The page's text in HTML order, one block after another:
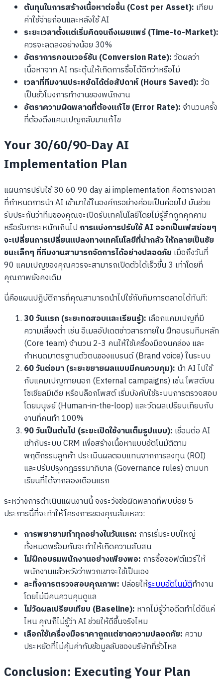
ต้นทุนในการสร้างเนื้อหาต่อชิ้น (Cost per Asset): เทียบ
ค่าใช้จ่ายก่อนและหลังใช้ AI
ระยะเวลาตั้งแต่เริ่มคิดจนถึงเผยแพร่ (Time-to-Market):
ควรจะลดลงอย่างน้อย 30%
อัตราการคอนเวอร์ชัน (Conversion Rate):วัดผลว่า
เนื้อหาจาก AI กระตุ้นให้เกิดการซื้อได้ดีกว่าหรือไม่
เวลาที่ทีมงานประหยัดได้ต่อสัปดาห์ (Hours Saved):วัด
เป็นชั่วโมงการทำงานของพนักงาน
อัตราความผิดพลาดที่ต้องแก้ไข (Error Rate):จำนวนครั้ง
ที่ต้องดึงแคมเปญกลับมาแก้ไข
Your 30/60/90-Day AI
Implementation Plan
แผนการปรับใช้ 30 60 90 day ai implementation คือตารางเวลา
ที่กำหนดการนำ AI เข้ามาใช้ในองค์กรอย่างค่อยเป็นค่อยไป มันช่วย
รับประกันว่าทีมของคุณจะเปิดรับเทคโนโลยีโดยไม่รู้สึกถูกคุกคาม
หรือรับภาระหนักเกินไปการแบ่งการปรับใช้ AI ออกเป็นเฟสย่อยๆ
จะเปลี่ยนการเปลี่ยนแปลงทางเทคโนโลยีที่น่ากลัว ให้กลายเป็นชัย
ชนะเล็กๆ ที่ทีมงานสามารถจัดการได้อย่างปลอดภัย เมื่อถึงวันที่
90 แคมเปญของคุณควรจะสามารถเปิดตัวได้เร็วขึ้น 3 เท่าโดยที่
คุณภาพยังคงเดิม
นี่คือแผนปฏิบัติการที่คุณสามารถนำไปใช้กับทีมการตลาดได้ทันที:
30 วันแรก (ระยะทดสอบและเรียนรู้): เลือกแคมเปญที่มี
ความเสี่ยงต่ำ เช่น อีเมลอัปเดตข่าวสารภายใน ฝึกอบรมทีมหลัก
(Core team) จำนวน 2-3 คนให้ใช้เครื่องมือจนคล่อง และ
กำหนดมาตรฐานตัวตนของแบรนด์ (Brand voice) ในระบบ
60 วันต่อมา (ระยะขยายผลแบบมีคนควบคุม): นำ AI ไปใช้
กับแคมเปญภายนอก (External campaigns) เช่น โพสต์บน
โซเชียลมีเดีย หรือบล็อกโพสต์ เริ่มบังคับใช้ระบบการตรวจสอบ
โดยมนุษย์ (Human-in-the-loop) และวัดผลเปรียบเทียบกับ
งานที่คนทำ 100%
90 วันเป็นต้นไป (ระยะเปิดใช้งานเต็มรูปแบบ): เชื่อมต่อ AI
เข้ากับระบบ CRM เพื่อสร้างเนื้อหาแบบอัตโนมัติตาม
พฤติกรรมลูกค้า ประเมินผลตอบแทนจากการลงทุน (ROI)
และปรับปรุงกฎธรรมาภิบาล (Governance rules) ตามบท
เรียนที่ได้จากสองเดือนแรก
ระหว่างการดำเนินแผนงานนี้ จงระวังข้อผิดพลาดที่พบบ่อย 5
ประการนี้ที่จะทำให้โครงการของคุณล้มเหลว:
การพยายามทำทุกอย่างในวันแรก: การเริ่มระบบใหญ่
ทั้งหมดพร้อมกันจะทำให้เกิดความสับสน
ไม่ฝึกอบรมพนักงานอย่างเพียงพอ: การซื้อซอฟต์แวร์ให้
พนักงานแล้วหวังว่าพวกเขาจะใช้เป็นเอง
ละทิ้งการตรวจสอบคุณภาพ: ปล่อยให้ระบบอัตโนมัติทำงาน
โดยไม่มีคนควบคุมดูแล
ไม่วัดผลเปรียบเทียบ (Baseline): หากไม่รู้ว่าอดีตทำได้ดีแค่
ไหน คุณก็ไม่รู้ว่า AI ช่วยให้ดีขึ้นจริงไหม
เลือกใช้เครื่องมือราคาถูกแต่ขาดความปลอดภัย: ความ
ประหยัดที่ไม่คุ้มค่ากับข้อมูลลับของบริษัทที่รั่วไหล
Conclusion: Executing Your Plan